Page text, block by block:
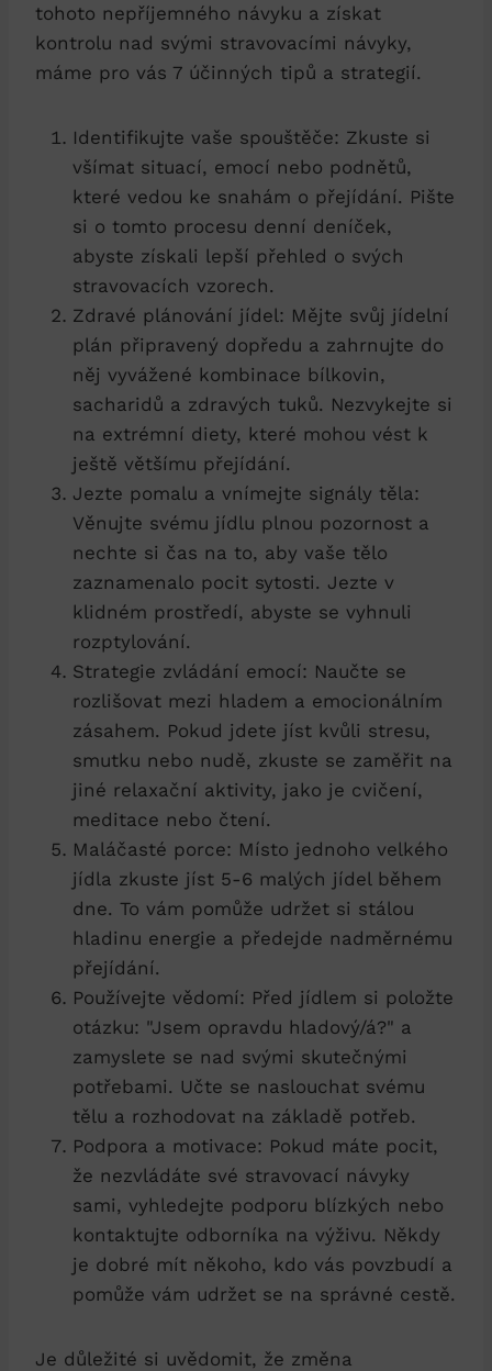
tohoto nepříjemného návyku a získat⁤
kontrolu nad svými stravovacími návyky,
máme ⁣pro vás 7 účinných tipů a‍ strategií.
Identifikujte vaše spouštěče: Zkuste si
všímat ⁤situací, emocí nebo podnětů,
které vedou ⁢ke snahám o přejídání. Pište
si o tomto procesu denní deníček,
abyste získali lepší přehled⁤ o svých
stravovacích vzorech.
Zdravé plánování jídel: Mějte svůj jídelní
plán připravený dopředu a zahrnujte do
něj vyvážené kombinace‌ bílkovin,
sacharidů a zdravých tuků. Nezvykejte si
na extrémní‍ diety, které ‌mohou ‌vést k
ještě většímu přejídání.
Jezte pomalu a vnímejte signály těla:
Věnujte svému jídlu⁣ plnou pozornost a
nechte si čas na to, aby vaše ⁤tělo
zaznamenalo pocit sytosti. Jezte v
klidném prostředí,‍ abyste se vyhnuli
rozptylování.
Strategie zvládání emocí: Naučte se
rozlišovat mezi hladem a emocionálním
zásahem. Pokud jdete jíst ​kvůli stresu,‌
smutku nebo nudě, zkuste se zaměřit na
jiné relaxační aktivity, jako je cvičení,
meditace nebo čtení.
Maláčasté porce: Místo jednoho velkého
jídla zkuste⁤ jíst 5-6 malých jídel během
dne. To vám pomůže ⁣udržet si stálou
hladinu energie a předejde nadměrnému
přejídání.
Používejte‍ vědomí: Před jídlem si položte
otázku: "Jsem opravdu hladový/á?" a
zamyslete se nad svými skutečnými
potřebami. Učte se naslouchat svému
tělu a ⁤rozhodovat na‌ základě potřeb.
Podpora a motivace: Pokud máte pocit,
že nezvládáte své stravovací návyky
sami, vyhledejte podporu blízkých nebo
kontaktujte odborníka na výživu. Někdy
je dobré ⁣mít někoho, kdo vás povzbudí a
pomůže vám udržet se na‌ správné ‍cestě.
Je důležité si uvědomit, že ‌změna